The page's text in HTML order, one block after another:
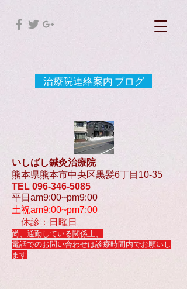
治療院連絡案内 ブログ
いしばし鍼灸治療院
熊本県熊本市中央区黒髪6丁目10-35
TEL 096-346-5085
平日am9:00~pm9:00
土祝am9:00~pm7:00
休診：日曜日
尚、通勤している関係上、
電話でのお問い合わせは診療時間内でお願いし
ます